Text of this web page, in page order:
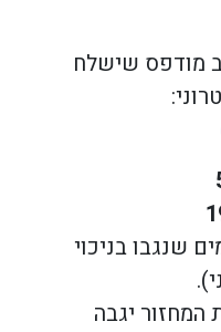
מודפס שישלח
שנגבו בניכוי
יגבה